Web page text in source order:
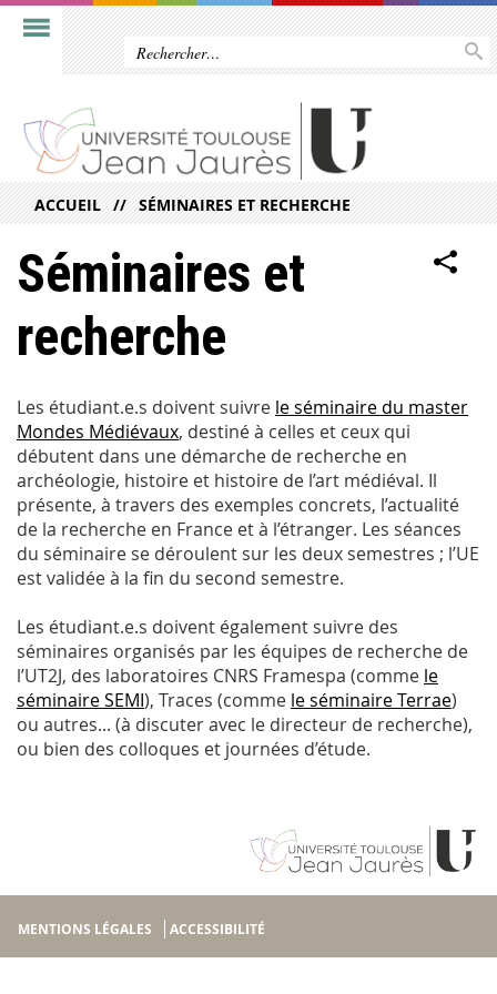
ACCUEIL SÉMINAIRES ET RECHERCHE
Séminaires et
recherche
Les étudiant.e.s doivent suivre le séminaire du master
Mondes Médiévaux, destiné à celles et ceux qui
débutent dans une démarche de recherche en
archéologie, histoire et histoire de l’art médiéval. Il
présente, à travers des exemples concrets, l’actualité
de la recherche en France et à l’étranger. Les séances
du séminaire se déroulent sur les deux semestres ; l’UE
est validée à la fin du second semestre.
Les étudiant.e.s doivent également suivre des
séminaires organisés par les équipes de recherche de
l’UT2J, des laboratoires CNRS Framespa (comme le
séminaire SEMI), Traces (comme le séminaire Terrae)
ou autres... (à discuter avec le directeur de recherche),
ou bien des colloques et journées d’étude.
MENTIONS LÉGALES ACCESSIBILITÉ